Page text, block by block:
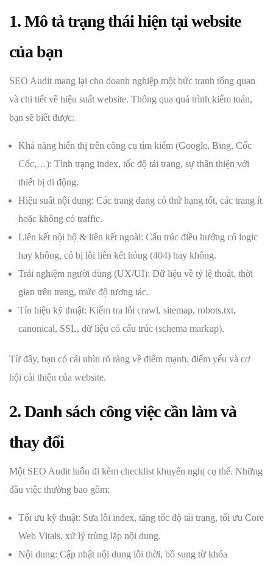
1. Mô tả trạng thái hiện tại website
của bạn
SEO Audit mang lại cho doanh nghiệp một bức tranh tổng quan
và chi tiết về hiệu suất website. Thông qua quá trình kiểm toán,
bạn sẽ biết được:
Khả năng hiển thị trên công cụ tìm kiếm (Google, Bing, Cốc
Cốc,…): Tình trạng index, tốc độ tải trang, sự thân thiện với
thiết bị di động.
Hiệu suất nội dung: Các trang đang có thứ hạng tốt, các trang ít
hoặc không có traffic.
Liên kết nội bộ & liên kết ngoài: Cấu trúc điều hướng có logic
hay không, có bị lỗi liên kết hỏng (404) hay không.
Trải nghiệm người dùng (UX/UI): Dữ liệu về tỷ lệ thoát, thời
gian trên trang, mức độ tương tác.
Tín hiệu kỹ thuật: Kiểm tra lỗi crawl, sitemap, robots.txt,
canonical, SSL, dữ liệu có cấu trúc (schema markup).
Từ đây, bạn có cái nhìn rõ ràng về điểm mạnh, điểm yếu và cơ
hội cải thiện của website.
2. Danh sách công việc cần làm và
thay đổi
Một SEO Audit luôn đi kèm checklist khuyến nghị cụ thể. Những
đầu việc thường bao gồm:
Tối ưu kỹ thuật: Sửa lỗi index, tăng tốc độ tải trang, tối ưu Core
Web Vitals, xử lý trùng lặp nội dung.
Nội dung: Cập nhật nội dung lỗi thời, bổ sung từ khóa